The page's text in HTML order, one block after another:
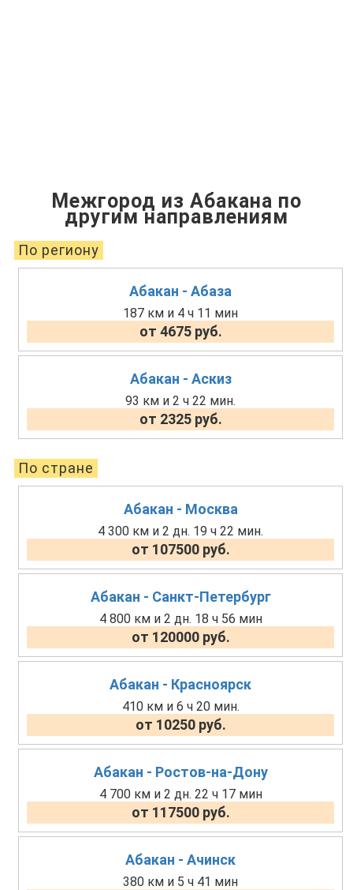
Межгород из Абакана по
другим направлениям
По региону
Абакан - Абаза
187 км и 4 ч 11 мин
от 4675 руб.
Абакан - Аскиз
93 км и 2 ч 22 мин.
от 2325 руб.
По стране
Абакан - Москва
4 300 км и 2 дн. 19 ч 22 мин.
от 107500 руб.
Абакан - Санкт-Петербург
4 800 км и 2 дн. 18 ч 56 мин
от 120000 руб.
Абакан - Красноярск
410 км и 6 ч 20 мин.
от 10250 руб.
Абакан - Ростов-на-Дону
4 700 км и 2 дн. 22 ч 17 мин
от 117500 руб.
Абакан - Ачинск
380 км и 5 ч 41 мин